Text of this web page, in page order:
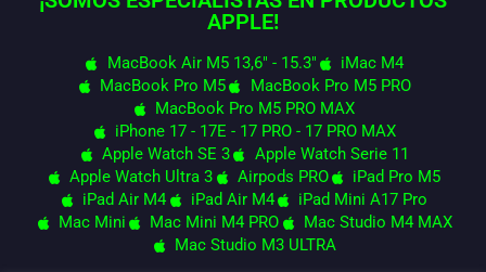
APPLE!
MacBook Air M5 13,6" - 15.3"
iMac M4
MacBook Pro M5
MacBook Pro M5 PRO
MacBook Pro M5 PRO MAX
iPhone 17 - 17E - 17 PRO - 17 PRO MAX
Apple Watch SE 3
Apple Watch Serie 11
Apple Watch Ultra 3
Airpods PRO
iPad Pro M5
iPad Air M4
iPad Air M4
iPad Mini A17 Pro
Mac Mini
Mac Mini M4 PRO
Mac Studio M4 MAX
Mac Studio M3 ULTRA